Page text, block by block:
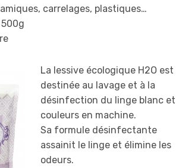
carrelages, plastiques…
La lessive écologique H2O est
destinée au lavage et à la
désinfection du linge blanc et
couleurs en machine.
Sa formule désinfectante
assainit le linge et élimine les
odeurs.